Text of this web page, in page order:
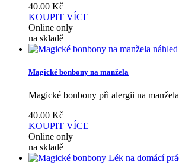
40.00 Kč
KOUPIT VÍCE
Online only
na skladě
náhled
Magické bonbony na manžela
Magické bonbony při alergii na manžela
40.00 Kč
KOUPIT VÍCE
Online only
na skladě